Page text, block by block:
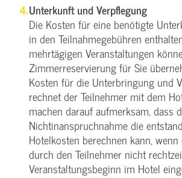
Unterkunft und Verpflegung
Die Kosten für eine benötigte
in den Teilnahmegebühren
mehrtägigen Veranstaltungen
Zimmerreservierung für Sie
Kosten für die Unterbringung und
rechnet der Teilnehmer mit dem
machen darauf aufmerksam, dass
Nichtinanspruchnahme die
Hotelkosten berechnen kann,
durch den Teilnehmer nicht
Veranstaltungsbeginn im Hotel